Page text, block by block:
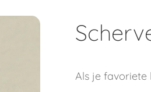
Als je favoriete